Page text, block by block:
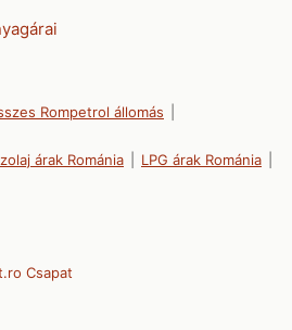
Rompetrol állomás
árak Románia LPG árak Románia
Csapat